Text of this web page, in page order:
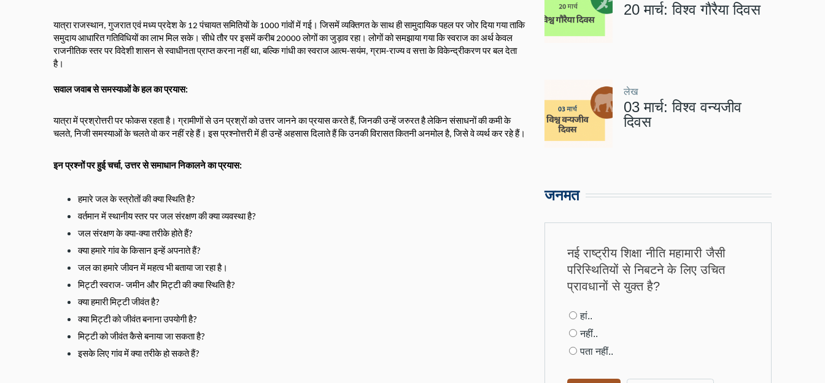
यात्रा राजस्थान, गुजरात एवं मध्य प्रदेश के 12 पंचायत समितियों के 1000 गांवों में गई। जिसमें व्यक्तिगत के साथ ही सामुदायिक पहल पर जोर दिया गया ताकि
समुदाय आधारित गतिविधियों का लाभ मिल सके। सीधे तौर पर इसमें करीब 20000 लोगों का जुड़ाव रहा। लोगों को समझाया गया कि स्वराज का अर्थ केवल
राजनीतिक स्तर पर विदेशी शासन से स्वाधीनता प्राप्त करना नहीं था, बल्कि गांधी का स्वराज आत्म-सयंम, ग्राम-राज्य व सत्ता के विकेन्द्रीकरण पर बल देता
है।
सवाल जवाब से समस्याओं के हल का प्रयास:
यात्रा में प्रश्रोत्तरी पर फोकस रहता है। ग्रामीणों से उन प्रश्रों को उत्तर जानने का प्रयास करते हैं, जिनकी उन्हें जरुरत है लेकिन संसाधनों की कमी के
चलते, निजी समस्याओं के चलते वो कर नहीं रहे हैं। इस प्रश्नोत्तरी में ही उन्हें अहसास दिलाते हैं कि उनकी विरासत कितनी अनमोल है, जिसे वे व्यर्थ कर रहे हैं।
इन प्रश्नों पर हुई चर्चा, उत्तर से समाधान निकालने का प्रयास:
हमारे जल के स्त्रोतों की क्या स्थिति है?
वर्तमान में स्थानीय स्तर पर जल संरक्षण की क्या व्यवस्था है?
जल संरक्षण के क्या-क्या तरीके होते हैं?
क्या हमारे गांव के किसान इन्हें अपनाते हैं?
जल का हमारे जीवन में महत्व भी बताया जा रहा है।
मिट्टी स्वराज- जमीन और मिट्टी की क्या स्थिति है?
क्या हमारी मिट्टी जीवंत है?
क्या मिट्टी को जीवंत बनाना उपयोगी है?
मिट्टी को जीवंत कैसे बनाया जा सकता है?
इसके लिए गांव में क्या तरीके हो सकते हैं?
20 मार्च: विश्व गौरैया दिवस
लेख
03 मार्च: विश्व वन्यजीव
दिवस
जनमत
नई राष्ट्रीय शिक्षा नीति महामारी जैसी
परिस्थितियों से निबटने के लिए उचित
प्रावधानों से युक्त है?
Choices
हां..
नहीं..
पता नहीं..